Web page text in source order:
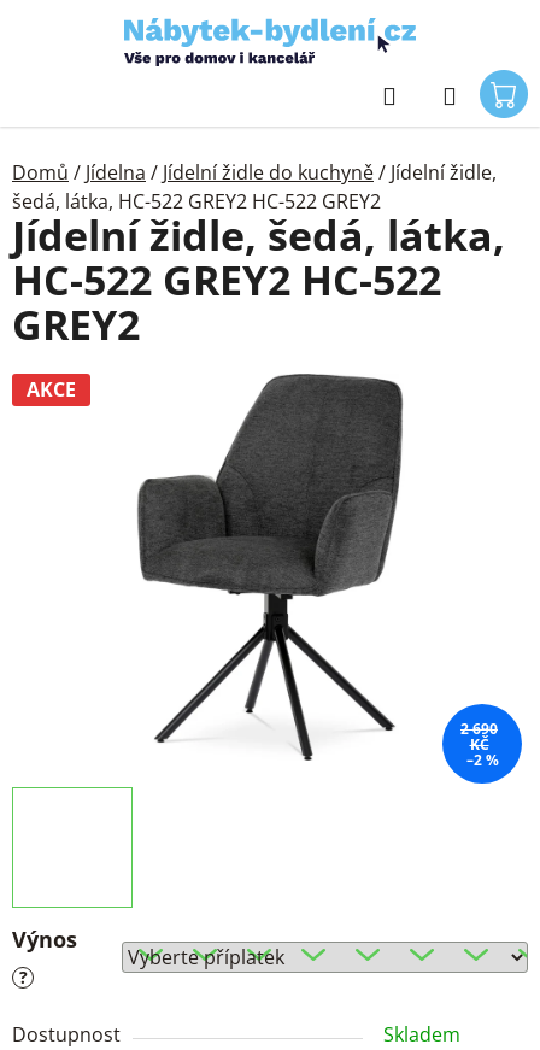
Hledat
Domů / Jídelna / Jídelní židle do kuchyně/ Jídelní židle,
šedá, látka, HC-522 GREY2 HC-522 GREY2
Výnos
?
Dostupnost
Skladem
Jídelní židle, šedá, látka,
HC-522 GREY2 HC-522
GREY2
AKCE
2 690
KČ
–2 %